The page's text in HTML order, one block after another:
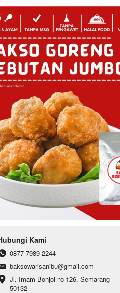
Kami
0877-7989-2244
baksowarisanibu@gmail.com
Jl. Imam Bonjol no 126. Semarang
50132